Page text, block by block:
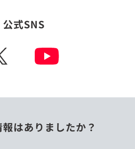
公式SNS
はありましたか？